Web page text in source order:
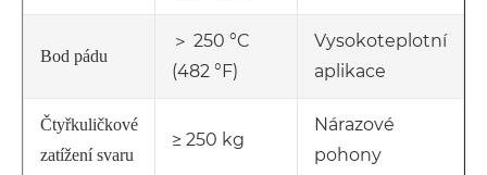
Bod pádu
＞ 250 °C
(482 °F)
Vysokoteplotní
aplikace
Čtyřkuličkové
zatížení svaru
≥ 250 kg
Nárazové
pohony